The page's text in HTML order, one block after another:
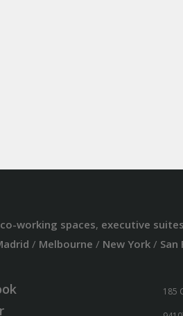
co-working spaces, executive suites
/ Melbourne / New York/ San
185